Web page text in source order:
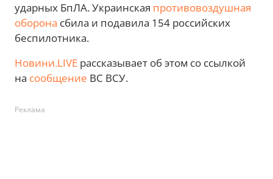
ударных БпЛА. Украинская противовоздушная
оборона сбила и подавила 154 российских
беспилотника.
Новини.LIVE рассказывает об этом со ссылкой
на сообщение ВС ВСУ.
Реклама